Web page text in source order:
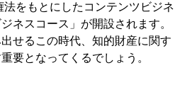
をもとにしたコンテンツビジネ
ネスコース」が開設されます。
せるこの時代、知的財産に関す
要となってくるでしょう。